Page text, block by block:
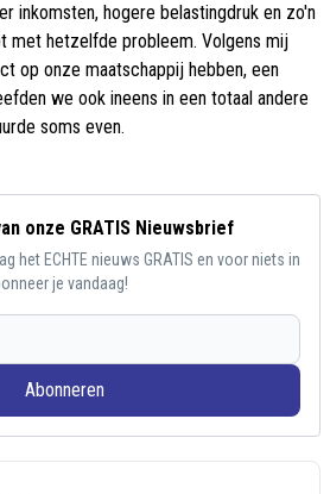
inkomsten, hogere belastingdruk en zo'n
met hetzelfde probleem. Volgens mij
op onze maatschappij hebben, een
we ook ineens in een totaal andere
soms even.
onze GRATIS Nieuwsbrief
het ECHTE nieuws GRATIS en voor niets in
je vandaag!
Abonneren